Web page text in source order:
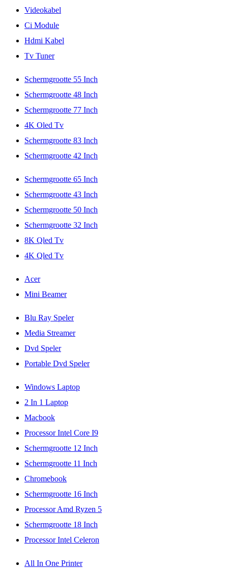
Videokabel
Ci Module
Hdmi Kabel
Tv Tuner
Schermgrootte 55 Inch
Schermgrootte 48 Inch
Schermgrootte 77 Inch
4K Oled Tv
Schermgrootte 83 Inch
Schermgrootte 42 Inch
Schermgrootte 65 Inch
Schermgrootte 43 Inch
Schermgrootte 50 Inch
Schermgrootte 32 Inch
8K Qled Tv
4K Qled Tv
Acer
Mini Beamer
Blu Ray Speler
Media Streamer
Dvd Speler
Portable Dvd Speler
Windows Laptop
2 In 1 Laptop
Macbook
Processor Intel Core I9
Schermgrootte 12 Inch
Schermgrootte 11 Inch
Chromebook
Schermgrootte 16 Inch
Processor Amd Ryzen 5
Schermgrootte 18 Inch
Processor Intel Celeron
All In One Printer